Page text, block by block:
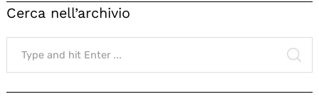
Cerca nell’archivio
Search
for: